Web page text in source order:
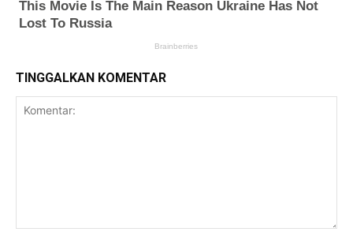
TINGGALKAN KOMENTAR